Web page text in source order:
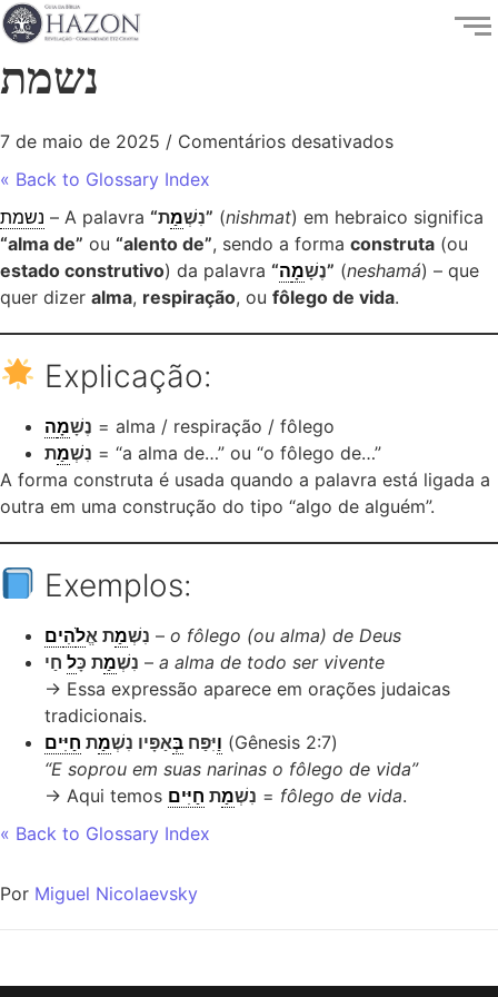
נשמת
7 de maio de 2025 / Comentários desativados
« Back to Glossary Index
נשמת – A palavra “נִשְׁמ ַת” (nishmat) em hebraico significa
“alma de” ou “alento de”, sendo a forma construta (ou
estado construtivo) da palavra “נֶשָׁמה ” (neshamá) – que
quer dizer alma, respiração, ou fôlego de vida.
Explicação:
נֶשָׁמה
= alma / respiração / fôlego
נִשְׁמַת
= “a alma de…” ou “o fôlego de…”
A forma construta é usada quando a palavra está ligada a
outra em uma construção do tipo “algo de alguém”.
Exemplos:
נִשְׁמַת אֱלהים – o fôlego (ou alma) de Deus
נִשְׁמַת כָּל חַי – a alma de todo ser vivente
→ Essa expressão aparece em orações judaicas
tradicionais.
וַיִּפַּח בְּאַפָּיו נִשְׁמַת חַיִּים
(Gênesis 2:7)
“E soprou em suas narinas o fôlego de vida”
→ Aqui temos
נִשְׁמַת חַיִּים = fôlego de vida.
« Back to Glossary Index
Por Miguel Nicolaevsky